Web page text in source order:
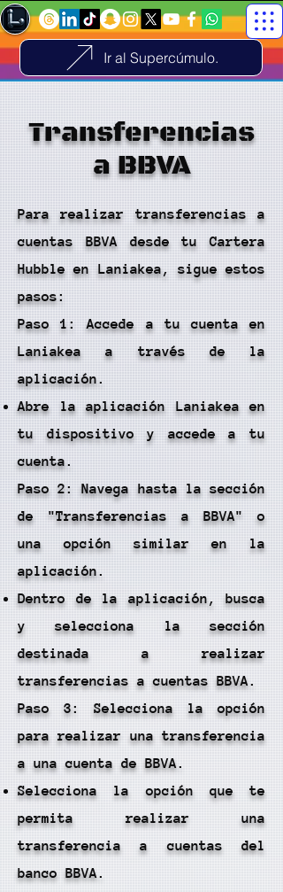
Ir al Supercúmulo.
Transferencias
a BBVA
Para realizar transferencias a
cuentas BBVA desde tu Cartera
Hubble en Laniakea, sigue estos
pasos:
Paso 1: Accede a tu cuenta en
Laniakea a través de la
aplicación.
Abre la aplicación Laniakea en
tu dispositivo y accede a tu
cuenta.
Paso 2: Navega hasta la sección
de "Transferencias a BBVA" o
una opción similar en la
aplicación.
Dentro de la aplicación, busca
y selecciona la sección
destinada a realizar
transferencias a cuentas BBVA.
Paso 3: Selecciona la opción
para realizar una transferencia
a una cuenta de BBVA.
Selecciona la opción que te
permita realizar una
transferencia a cuentas del
banco BBVA.